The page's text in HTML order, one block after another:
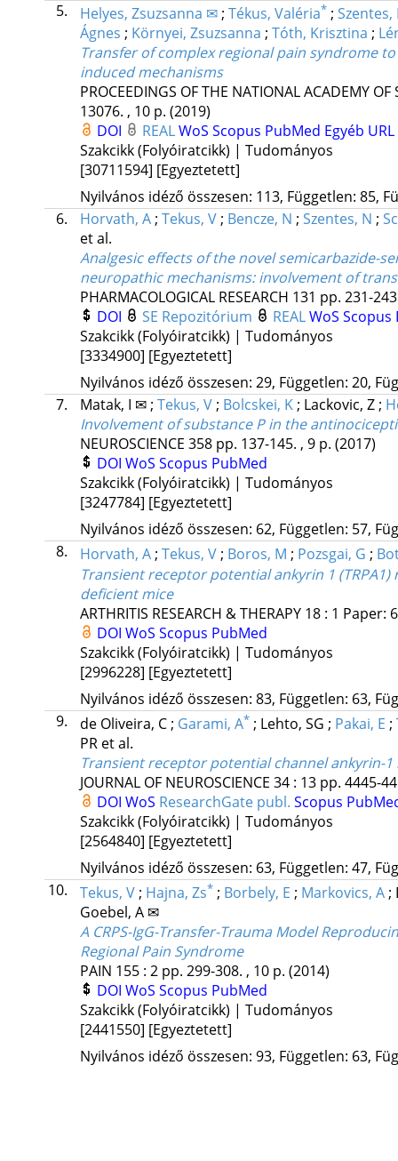
5.
Helyes, Zsuzsanna ✉; Tékus, Valéria* ;
Ágnes ; Környei, Zsuzsanna ; Tóth, Krisztina ;
Transfer of complex regional pain syndrome
induced mechanisms
PROCEEDINGS OF THE NATIONAL ACADEMY
13076. , 10 p. (2019)
DOI
REALWoS Scopus PubMed Egyéb URL
Szakcikk (Folyóiratcikk) | Tudományos
[30711594] [Egyeztetett]
Nyilvános idéző összesen: 113, Független: 85,
6.
Horvath, A; Tekus, V; Bencze, N ; Szentes, N ;
et al.
Analgesic effects of the novel semicarbazide-
neuropathic mechanisms: involvement of
PHARMACOLOGICAL RESEARCH 131 pp. 231-
DOI
SE Repozitórium REALWoS Scopus
Szakcikk (Folyóiratcikk) | Tudományos
[3334900] [Egyeztetett]
Nyilvános idéző összesen: 29, Független: 20,
7.
Matak, I ✉; Tekus, V; Bolcskei, K; Lackovic, Z;
Involvement of substance P in the
NEUROSCIENCE 358 pp. 137-145. , 9 p. (2017)
DOI WoS Scopus PubMed
Szakcikk (Folyóiratcikk) | Tudományos
[3247784] [Egyeztetett]
Nyilvános idéző összesen: 62, Független: 57,
8.
Horvath, A; Tekus, V; Boros, M ; Pozsgai, G ;
Transient receptor potential ankyrin 1
deficient mice
ARTHRITIS RESEARCH & THERAPY 18: 1 Paper:
DOI WoS Scopus PubMed
Szakcikk (Folyóiratcikk) | Tudományos
[2996228] [Egyeztetett]
Nyilvános idéző összesen: 83, Független: 63,
9.
de Oliveira, C ; Garami, A* ; Lehto, SG ; Pakai, E ;
PR et al.
Transient receptor potential channel ankyrin-
JOURNAL OF NEUROSCIENCE 34: 13 pp. 4445-
DOI WoS ResearchGate publ. Scopus
Szakcikk (Folyóiratcikk) | Tudományos
[2564840] [Egyeztetett]
Nyilvános idéző összesen: 63, Független: 47,
10.
Tekus, V; Hajna, Zs* ; Borbely, E ; Markovics, A;
Goebel, A ✉
A CRPS-IgG-Transfer-Trauma Model
Regional Pain Syndrome
PAIN 155: 2 pp. 299-308. , 10 p. (2014)
DOI WoS Scopus PubMed
Szakcikk (Folyóiratcikk) | Tudományos
[2441550] [Egyeztetett]
Nyilvános idéző összesen: 93, Független: 63,